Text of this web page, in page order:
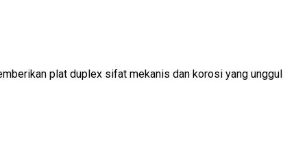
plat duplex sifat mekanis dan korosi yang unggul